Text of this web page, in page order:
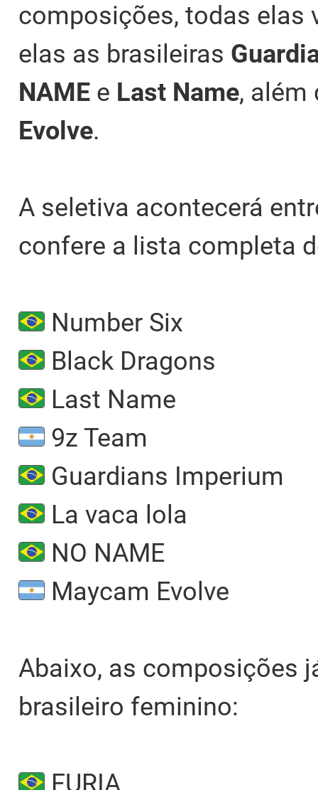
composições, todas elas
elas as brasileiras
NAME e Last Name,
Evolve.
A seletiva acontecerá
confere a lista completa
Number Six
Black Dragons
Last Name
9z Team
Guardians Imperium
La vaca lola
NO NAME
Maycam Evolve
Abaixo, as composições
brasileiro feminino:
FURIA